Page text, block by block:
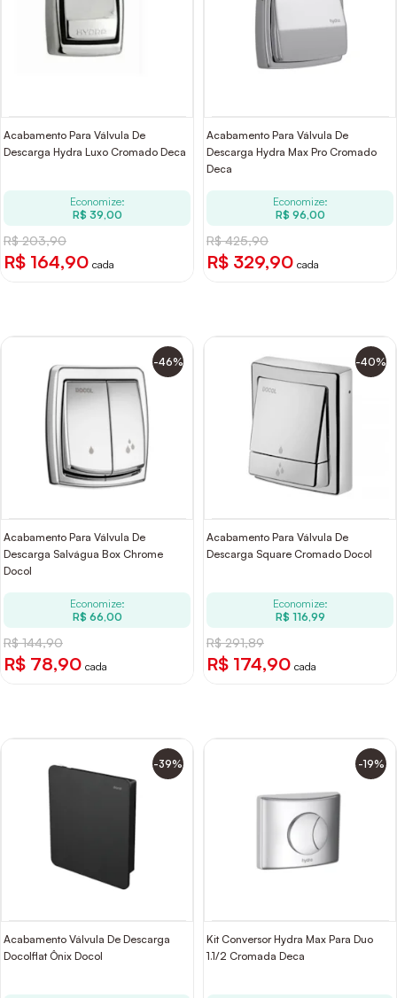
Acabamento Para Válvula De
Descarga Hydra Luxo Cromado Deca
Economize:
R$ 39,00
R$ 203,90
R$ 164,90 cada
Acabamento Para Válvula De
Descarga Hydra Max Pro Cromado
Deca
Economize:
R$ 96,00
R$ 425,90
R$ 329,90 cada
-46%
Acabamento Para Válvula De
Descarga Salvágua Box Chrome
Docol
Economize:
R$ 66,00
R$ 144,90
R$ 78,90 cada
-40%
Acabamento Para Válvula De
Descarga Square Cromado Docol
Economize:
R$ 116,99
R$ 291,89
R$ 174,90 cada
-39%
Acabamento Válvula De Descarga
Docolflat Ônix Docol
-19%
Kit Conversor Hydra Max Para Duo
1.1/2 Cromada Deca